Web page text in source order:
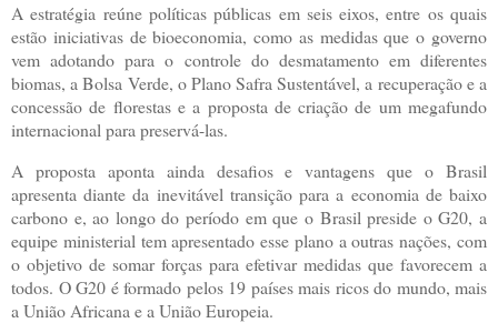
A estratégia reúne políticas públicas em seis eixos, entre os quais
estão iniciativas de bioeconomia, como as medidas que o governo
vem adotando para o controle do desmatamento em diferentes
biomas, a Bolsa Verde, o Plano Safra Sustentável, a recuperação e a
concessão de florestas e a proposta de criação de um megafundo
internacional para preservá-las.
A proposta aponta ainda desafios e vantagens que o Brasil
apresenta diante da inevitável transição para a economia de baixo
carbono e, ao longo do período em que o Brasil preside o G20, a
equipe ministerial tem apresentado esse plano a outras nações, com
o objetivo de somar forças para efetivar medidas que favorecem a
todos. O G20 é formado pelos 19 países mais ricos do mundo, mais
a União Africana e a União Europeia.